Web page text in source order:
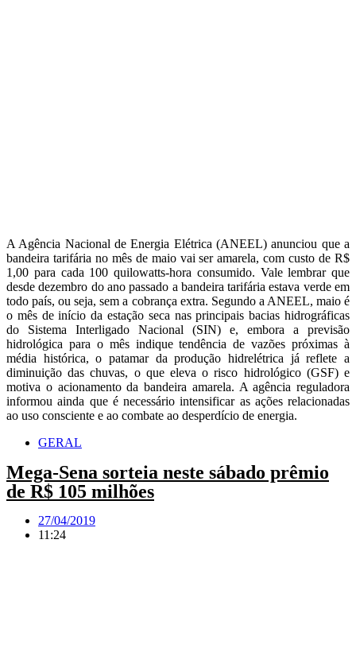
A Agência Nacional de Energia Elétrica (ANEEL) anunciou que a
bandeira tarifária no mês de maio vai ser amarela, com custo de R$
1,00 para cada 100 quilowatts-hora consumido. Vale lembrar que
desde dezembro do ano passado a bandeira tarifária estava verde em
todo país, ou seja, sem a cobrança extra. Segundo a ANEEL, maio é
o mês de início da estação seca nas principais bacias hidrográficas
do Sistema Interligado Nacional (SIN) e, embora a previsão
hidrológica para o mês indique tendência de vazões próximas à
média histórica, o patamar da produção hidrelétrica já reflete a
diminuição das chuvas, o que eleva o risco hidrológico (GSF) e
motiva o acionamento da bandeira amarela. A agência reguladora
informou ainda que é necessário intensificar as ações relacionadas
ao uso consciente e ao combate ao desperdício de energia.
GERAL
Mega-Sena sorteia neste sábado prêmio
de R$ 105 milhões
27/04/2019
11:24